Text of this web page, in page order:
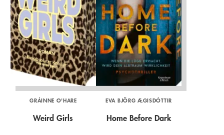
GRÁINNE O'HARE
Weird Girls
EVA BJÖRG ÆGISDÓTTIR
Home Before Dark